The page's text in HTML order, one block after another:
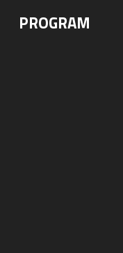
PROGRAM